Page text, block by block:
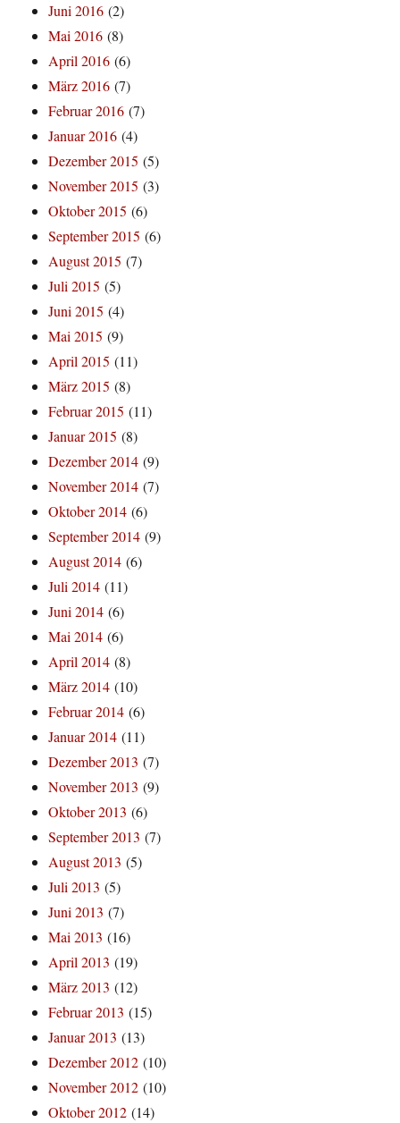
Juni 2016 (2)
Mai 2016 (8)
April 2016 (6)
März 2016 (7)
Februar 2016 (7)
Januar 2016 (4)
Dezember 2015 (5)
November 2015 (3)
Oktober 2015 (6)
September 2015 (6)
August 2015 (7)
Juli 2015 (5)
Juni 2015 (4)
Mai 2015 (9)
April 2015 (11)
März 2015 (8)
Februar 2015 (11)
Januar 2015 (8)
Dezember 2014 (9)
November 2014 (7)
Oktober 2014 (6)
September 2014 (9)
August 2014 (6)
Juli 2014 (11)
Juni 2014 (6)
Mai 2014 (6)
April 2014 (8)
März 2014 (10)
Februar 2014 (6)
Januar 2014 (11)
Dezember 2013 (7)
November 2013 (9)
Oktober 2013 (6)
September 2013 (7)
August 2013 (5)
Juli 2013 (5)
Juni 2013 (7)
Mai 2013 (16)
April 2013 (19)
März 2013 (12)
Februar 2013 (15)
Januar 2013 (13)
Dezember 2012 (10)
November 2012 (10)
Oktober 2012 (14)